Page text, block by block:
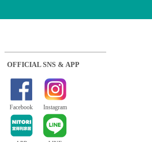
OFFICIAL SNS & APP
Facebook Instagram